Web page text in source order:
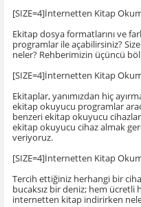
[SIZE=4]İnternetten Kitap
Ekitap dosya formatlarını ve
programlar ile açabilirsiniz?
neler? Rehberimizin üçüncü
[SIZE=4]İnternetten Kitap
Ekitaplar, yanımızdan hiç
ekitap okuyucu programlar
benzeri ekitap okuyucu
ekitap okuyucu cihaz almak
veriyoruz.
[SIZE=4]İnternetten Kitap
Tercih ettiğiniz herhangi bir
bucaksız bir deniz; hem ücretli
internetten kitap indirirken